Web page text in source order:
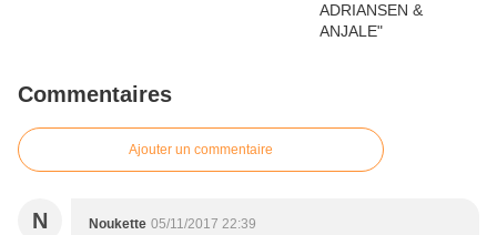
Commentaires
Ajouter un commentaire
N Noukette 05/11/2017 22:39